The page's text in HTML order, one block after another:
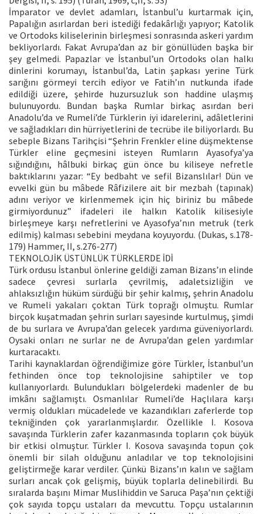
İmparator ve devlet adamları, İstanbul’u kurtarmak için,
Papalığın asırlardan beri istediği fedakârlığı yapıyor; Katolik
ve Ortodoks kiliselerinin birleşmesi sonrasında askeri yardım
bekliyorlardı. Fakat Avrupa’dan az bir gönüllüden başka bir
şey gelmedi. Papazlar ve İstanbul’un Ortodoks olan halkı
dinlerini korumayı, İstanbul’da, Latin şapkası yerine Türk
sarığını görmeyi tercih ediyor ve Fatih’ın nutkunda ifade
edildiği üzere, şehirde huzursuzluk son haddine ulaşmış
bulunuyordu. Bundan başka Rumlar birkaç asırdan beri
Anadolu’da ve Rumeli’de Türklerin iyi idarelerini, adâletlerini
ve sağladıkları din hürriyetlerini de tecrübe ile biliyorlardı. Bu
sebeple Bizans Tarihçisi “Şehrin Frenkler eline düşmektense
Türkler eline geçmesini isteyen Rumların Ayasofya’ya
sığındığını, hâlbuki birkaç gün önce bu kiliseye nefretle
baktıklarını yazar: “Ey bedbaht ve sefil Bizanslılar! Dün ve
evvelki gün bu mâbede Râfizilere ait bir mezbah (tapınak)
adını veriyor ve kirlenmemek için hiç biriniz bu mâbede
girmiyordunuz” ifadeleri ile halkın Katolik kilisesiyle
birleşmeye karşı nefretlerini ve Ayasofya’nın metruk (terk
edilmiş) kalması sebebini meydana koyuyordu. (Dukas, s.178-
179) Hammer, II, s.276-277)
TEKNOLOJİK ÜSTÜNLÜK TÜRKLERDE İDİ
Türk ordusu İstanbul önlerine geldiği zaman Bizans’ın elinde
sadece çevresi surlarla çevrilmiş, adaletsizliğin ve
ahlaksızlığın hüküm sürdüğü bir şehir kalmış, şehrin Anadolu
ve Rumeli yakaları çoktan Türk toprağı olmuştu. Rumlar
birçok kuşatmadan şehrin surları sayesinde kurtulmuş, şimdi
de bu surlara ve Avrupa’dan gelecek yardıma güveniyorlardı.
Oysaki onları ne surlar ne de Avrupa’dan gelen yardımlar
kurtaracaktı.
Tarihi kaynaklardan öğrendiğimize göre Türkler, İstanbul’un
fethinden önce top teknolojisine sahiptiler ve top
kullanıyorlardı. Bulundukları bölgelerdeki madenler de bu
imkânı sağlamıştı. Osmanlılar Rumeli’de Haçlılara karşı
vermiş oldukları mücadelede ve kazandıkları zaferlerde top
tekniğinden çok yararlanmışlardır. Özellikle I. Kosova
savaşında Türklerin zafer kazanmasında topların çok büyük
bir etkisi olmuştur. Türkler I. Kosova savaşında topun çok
önemli bir silah olduğunu anladılar ve top teknolojisini
geliştirmeğe karar verdiler. Çünkü Bizans’ın kalın ve sağlam
surları ancak çok gelişmiş, büyük toplarla delinebilirdi. Bu
sıralarda başını Mimar Muslihiddin ve Saruca Paşa’nın çektiği
çok sayıda topçu ustaları da mevcuttu. Topçu ustalarının